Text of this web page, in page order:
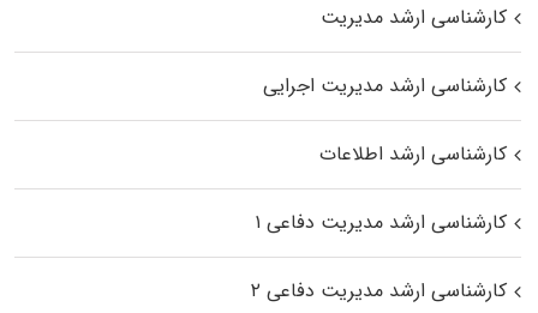
کارشناسی ارشد مدیریت
کارشناسی ارشد مدیریت اجرایی
کارشناسی ارشد اطلاعات
کارشناسی ارشد مدیریت دفاعی ۱
کارشناسی ارشد مدیریت دفاعی ۲